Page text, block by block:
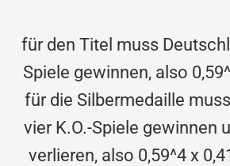
für den Titel muss
Spiele gewinnen, also
für die Silbermedaille
vier K.O.-Spiele gewinnen
verlieren, also 0,59^4 x